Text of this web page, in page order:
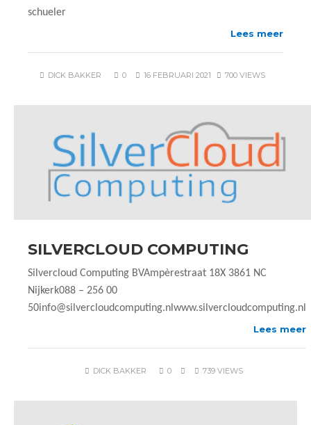
schueler
Lees meer
DICK BAKKER 0 16 FEBRUARI 2021 700 VIEWS
SILVERCLOUD COMPUTING
Silvercloud Computing BVAmpèrestraat 18X 3861 NC
Nijkerk088 – 256 00
50info@silvercloudcomputing.nlwww.silvercloudcomputing.nl
Lees meer
DICK BAKKER 0 739 VIEWS